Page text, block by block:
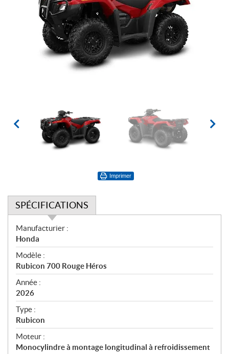
Imprimer
SPÉCIFICATIONS
S
p
é
c
i
f
i
c
a
t
i
o
Manufacturier :
Honda
Modèle :
Rubicon 700 Rouge Héros
Année :
2026
Type :
Rubicon
Moteur :
Monocylindre à montage longitudinal à refroidissement